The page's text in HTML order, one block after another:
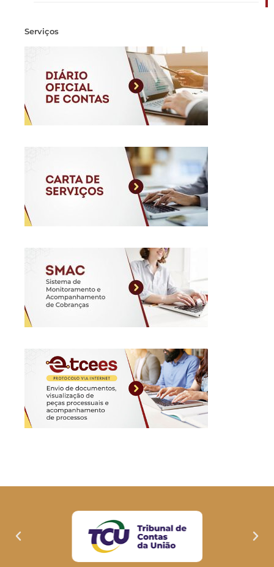
Serviços